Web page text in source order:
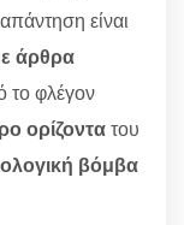
είναι
άρθρα
το φλέγον
ορίζοντατου
βόμβα